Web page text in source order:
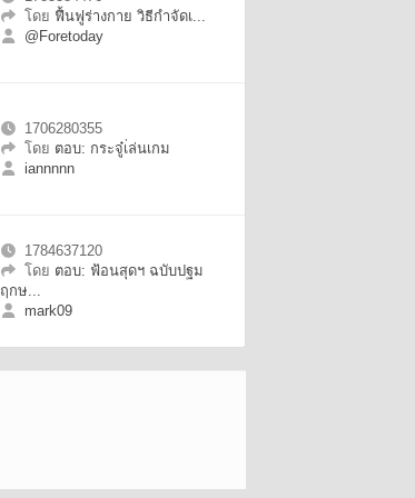
โดย ฟื้นฟูร่างกาย วิธีกำจัดเ...
@Foretoday
1706280355
โดย ตอบ: กระจู๋เ่ล่นเกม
iannnnn
1784637120
โดย ตอบ: ฟ้อนสุดฯ ฉบับปฐม
ฤกษ...
mark09